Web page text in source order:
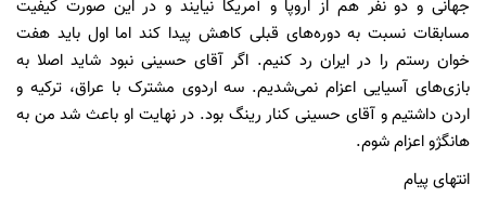
جهانی و دو نفر هم از اروپا و آمریکا نیایند و در این صورت کیفیت
مسابقات نسبت به دوره‌های قبلی کاهش پیدا کند اما اول باید هفت
خوان رستم را در ایران رد کنیم. اگر آقای حسینی نبود شاید اصلا به
بازی‌های آسیایی اعزام نمی‌شدیم. سه اردوی مشترک با عراق، ترکیه و
اردن داشتیم و آقای حسینی کنار رینگ بود. در نهایت او باعث شد من به
هانگژو اعزام شوم.
انتهای پیام